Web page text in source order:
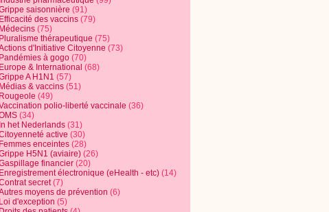
saisonnière (91)
Efficacité des vaccins (79)
Médecins (75)
Pluralisme thérapeutique (75)
d'Initiative Citoyenne (73)
Pandémies à gogo (70)
Europe & International (68)
A H1N1 (57)
Médias & vaccins (51)
Rougeole (49)
polio-liberté vaccinale (36)
(34)
In het Nederlands (31)
active (30)
Femmes enceintes (28)
H5N1 (aviaire) (26)
financier (20)
Enregistrement électronique (eHealth - etc) (14)
secret(7)
moyens de prévention (6)
Loi d'exception (5)